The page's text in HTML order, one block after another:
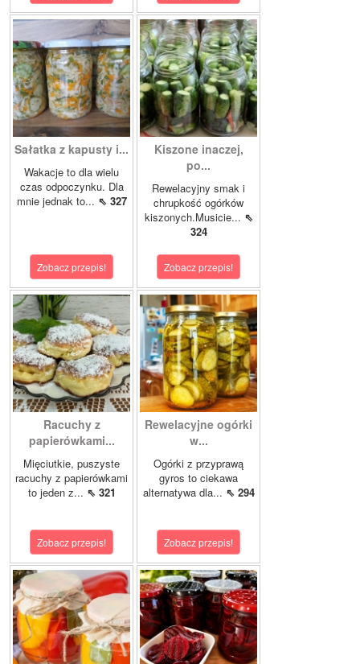
Sałatka z kapusty i...
Wakacje to dla wielu
czas odpoczynku. Dla
mnie jednak to... ⇖ 327
Zobacz przepis!
Kiszone inaczej,
po...
Rewelacyjny smak i
chrupkość ogórków
kiszonych.Musicie... ⇖
324
Zobacz przepis!
Racuchy z
papierówkami...
Mięciutkie, puszyste
racuchy z papierówkami
to jeden z... ⇖ 321
Zobacz przepis!
Rewelacyjne ogórki
w...
Ogórki z przyprawą
gyros to ciekawa
alternatywa dla... ⇖ 294
Zobacz przepis!